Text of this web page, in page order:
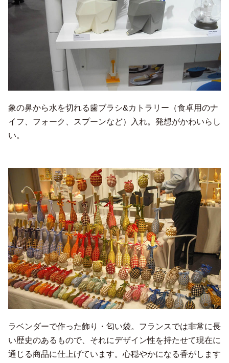
象の鼻から水を切れる歯ブラシ&カトラリー（食卓用のナ
イフ、フォーク、スプーンなど）入れ。発想がかわいらし
い。
ラベンダーで作った飾り・匂い袋。フランスでは非常に長
い歴史のあるもので、それにデザイン性を持たせて現在に
通じる商品に仕上げています。心穏やかになる香がします